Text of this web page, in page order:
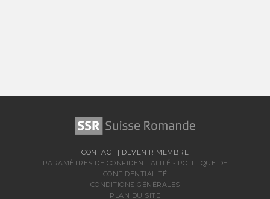
CONTACT | DEVENIR MEMBRE
PARAMÈTRES DE CONFIDENTIALITÉ - POLITIQUE DE
CONFIDENTIALITÉ
CONDITIONS GÉNÉRALES
PLAN DU SITE